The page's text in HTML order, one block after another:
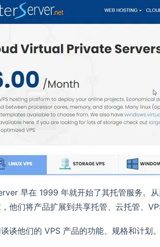
早在 1999 年就开始了其托管服务。
他们将产品扩展到共享托管、云托管、
谈他们的 VPS 产品的功能、规格和计划。